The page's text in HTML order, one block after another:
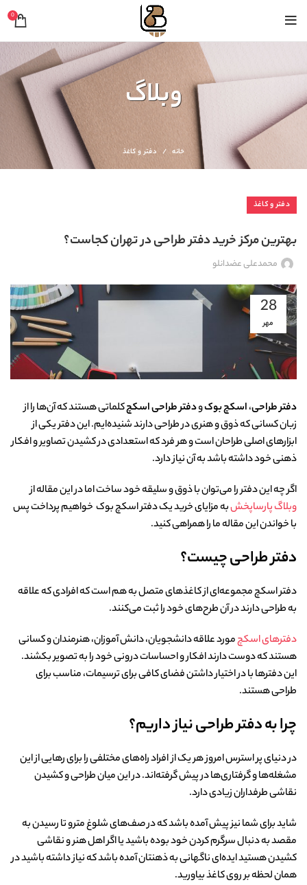
0
وبلاگ
خانه دفتر و کاغذ
دفتر و کاغذ
بهترین مرکز خرید دفتر طراحی در تهران کجاست؟
محمدعلی عضدانلو
28
مهر
دفتر طراحی،اسکچ بوکودفتر طراحی اسکچکلماتی هستند که آن‌ها را از
زبان کسانی که ذوق و هنری در طراحی دارند شنیده‌ایم. این دفتر یکی از
ابزارهای اصلی طراحان است و هر فرد که استعدادی در کشیدن تصاویر و افکار
ذهنی خود داشته باشد به آن نیاز دارد.
اگر چه این دفتر را می‌توان با ذوق و سلیقه خود ساخت اما در این مقاله از
وبلاگ پارساپخشبه مزایای خرید یک دفتر اسکچ بوک خواهیم پرداخت پس
با خواندن این مقاله ما را همراهی کنید.
دفتر طراحی چیست؟
دفتر اسکچ مجموعه‌ای از کاغذهای متصل به هم است که افرادی که علاقه
به طراحی دارند در آن طرح‌های خود را ثبت می‌کنند.
دفترهای اسکچمورد علاقه دانشجویان، دانش آموزان، هنرمندان و کسانی
هستند که دوست دارند افکار و احساسات درونی خود را به تصویر بکشند.
این دفترها با در اختیار داشتن فضای کافی برای ترسیمات، مناسب برای
طراحی هستند.
چرا به دفتر طراحی نیاز داریم؟
در دنیای پر استرس امروز هر یک از افراد راه‌های مختلفی را برای رهایی از این
مشغله‌‌ها و گرفتاری‌ها در پیش گرفته‌اند. در این میان طراحی و کشیدن
نقاشی طرفداران زیادی دارد.
شاید برای شما نیز پیش آمده باشد که در صف‌‌های شلوغ مترو تا رسیدن به
مقصد به دنبال سرگرم کردن خود بوده باشید یا اگر اهل هنر و نقاشی
کشیدن هستید ایده‌ای ناگهانی به ذهنتان آمده باشد که نیاز داشته باشید در
همان لحظه بر روی کاغذ بیاورید.